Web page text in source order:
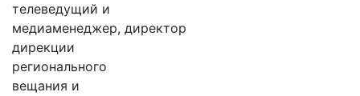
телеведущий и
медиаменеджер, директор
дирекции
регионального
вещания и